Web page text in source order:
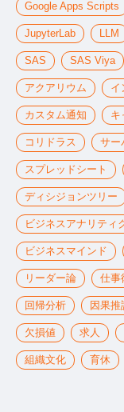
Google Apps Scripts
JupyterLab LLM
SAS SAS Viya
アクアリウム イ
カスタム通知 キ
コリドラス サー
スプレッドシート
ディシジョンツリー
ビジネスアナリティ
ビジネスマインド
リーダー論 仕事
回帰分析 因果推
欠損値 求人
組織文化 育休